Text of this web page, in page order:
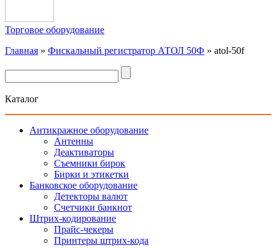
Торговое оборудование
Главная » Фискальный регистратор АТОЛ 50Ф » atol-50f
Каталог
Антикражное оборудование
Антенны
Деактиваторы
Съемники бирок
Бирки и этикетки
Банковское оборудование
Детекторы валют
Счетчики банкнот
Штрих-кодирование
Прайс-чекеры
Принтеры штрих-кода